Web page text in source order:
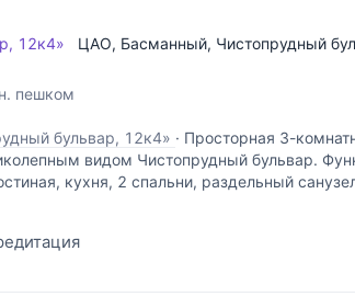
12к4» ЦАО, Басманный, Чистопрудный
пешком
бульвар, 12к4» · Просторная 3-
видом Чистопрудный бульвар.
кухня, 2 спальни, раздельный
на две стороны с великолепным